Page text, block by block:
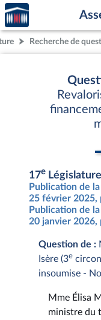
Aller au contenu
Aller en bas de la page
Accèder
à la
page
d'accueilRecherche de
17e Législature
Publication de
25 février 2025,
Publication de
20 janvier 2026,
Question de :
Isère (3e
insoumise -
Mme Élisa
ministre du